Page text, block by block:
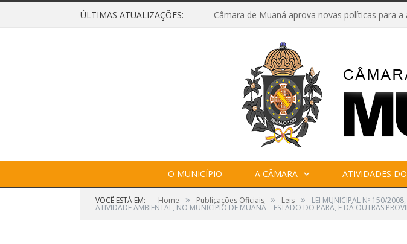
ÚLTIMAS ATUALIZAÇÕES:
O MUNICÍPIO A CÂMARA ATIVIDADES
VOCÊ ESTÁ EM: Home » Publicações Oficiais » Leis » LEI MUNICIPAL Nº 150/2008,
ATIVIDADE AMBIENTAL, NO MUNICÍPIO DE MUANÁ – ESTADO DO PARÁ, E DÁ OUTRAS